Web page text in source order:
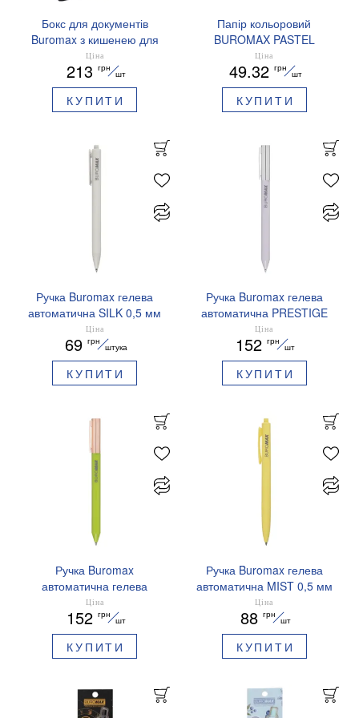
Бокс для документів
Buromax з кишенею для
іменних карток на липучці
55мм синій BM.3203-02
Ціна
213 грн
шт
КУПИТИ
Папір кольоровий
BUROMAX PASTEL
EUROMAX 20 арк А4 80 г/
мс BM.2721220E-08
Ціна
49.32 грн
шт
КУПИТИ
Ручка Buromax гелева
автоматична SILK 0,5 мм
сині чорнила BM.83100
Ціна
69 грн
штука
КУПИТИ
Ручка Buromax гелева
автоматична PRESTIGE
SILVER 0,5 мм сині
чорнила BM.83102
Ціна
152 грн
шт
КУПИТИ
Ручка Buromax
автоматична гелева
PRESTIGE GOLD 0,5 мм
сині чорнила BM.83101
Ціна
152 грн
шт
КУПИТИ
Ручка Buromax гелева
автоматична MIST 0,5 мм
сині чорнила BM.83103
Ціна
88 грн
шт
КУПИТИ